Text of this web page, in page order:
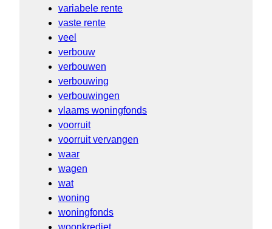
variabele rente
vaste rente
veel
verbouw
verbouwen
verbouwing
verbouwingen
vlaams woningfonds
voorruit
voorruit vervangen
waar
wagen
wat
woning
woningfonds
woonkrediet